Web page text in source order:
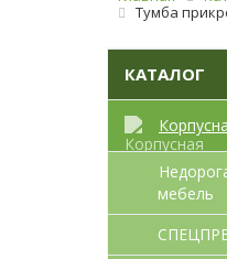
Тумба
КАТАЛОГ
мебель